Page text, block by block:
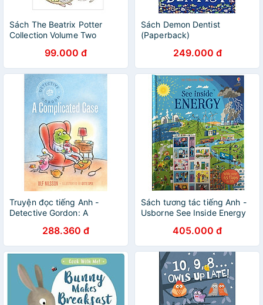
Sách The Beatrix Potter
Collection Volume Two
99.000 đ
Sách Demon Dentist
(Paperback)
249.000 đ
Truyện đọc tiếng Anh -
Detective Gordon: A
288.360 đ
Sách tương tác tiếng Anh -
Usborne See Inside Energy
405.000 đ